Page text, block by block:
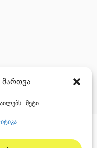
მართვა
მეტი